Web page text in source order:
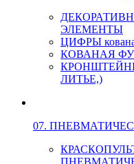
ЭЛЕМЕНТЫ
ЦИФРЫ
КОВАНАЯ
ЛИТЬЕ,)
07.